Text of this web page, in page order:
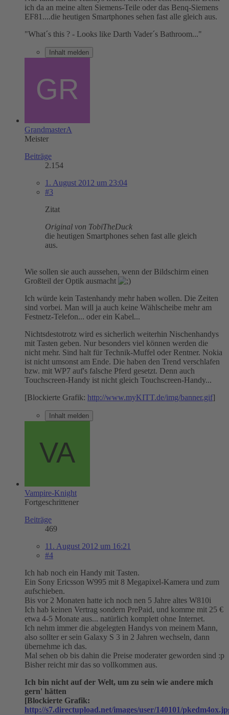
ich da an meine alten Siemens-Teile oder das Benq-Siemens
EF81....die heutigen Smartphones sehen fast alle gleich aus.
"What´s this ? - Looks like Darth Vader´s Bathroom..."
Inhalt melden
GrandmasterA
Meister
Beiträge
2.154
1. August 2012 um 23:04
#3
Zitat
Original von TobiTheDuck
die heutigen Smartphones sehen fast alle gleich
aus.
Wie sollen sie auch aussehen, wenn der Bildschirm einen
Großteil der Optik ausmacht
Ich würde kein Tastenhandy mehr haben wollen. Die Zeiten
sind vorbei. Man will ja auch keine Wählscheibe mehr am
Festnetz-Telefon... oder ein Kabel...
Nichtsdestotrotz wird es sicherlich weiterhin Nischenhandys
mit Tasten geben. Nur besonders viel können werden die
nicht mehr. Sind halt für Technik-Muffel oder Rentner. Nokia
ist nicht umsonst am Ende. Die haben den Trend verschlafen
bzw. mit WP7 auf's falsche Pferd gesetzt. Denn auch
Touchscreen-Handy ist nicht gleich Touchscreen-Handy...
[Blockierte Grafik: http://www.myKITT.de/img/banner.gif]
Inhalt melden
Vampire-Knight
Fortgeschrittener
Beiträge
469
11. August 2012 um 16:21
#4
Ich hab noch ein Handy mit Tasten.
Ein Sony Ericsson W995 mit 8 Megapixel-Kamera und zum
aufschieben.
Bis vor 2 Monaten hatte ich noch nen 5 Jahre altes W810i
Ich hab keinen Vertrag sondern PrePaid, und komme mit 25 €
etwa 4-5 Monate aus... natürlich komplett ohne Internet.
Ich nehm immer die abgelegten Handys von meinem Mann,
also sollter er sein Galaxy S 3 in 2 Jahren wechseln, dann
übernehme ich das.
Mal sehen ob bis dahin die Preise moderater geworden sind :p
Bisher reicht mir das so vollkommen aus.
Ich bin nicht auf der Welt, um zu sein wie andere mich
gern' hätten
[Blockierte Grafik:
http://s7.directupload.net/images/user/140101/